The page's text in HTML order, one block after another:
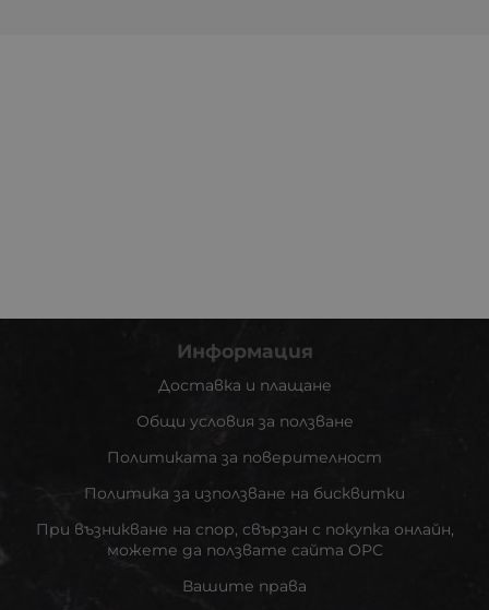
Информация
Доставка и плащане
Общи условия за ползване
Политиката за поверителност
Политика за използване на бисквитки
При възникване на спор, свързан с покупка онлайн,
можете да ползвате сайта ОРС
Вашите права